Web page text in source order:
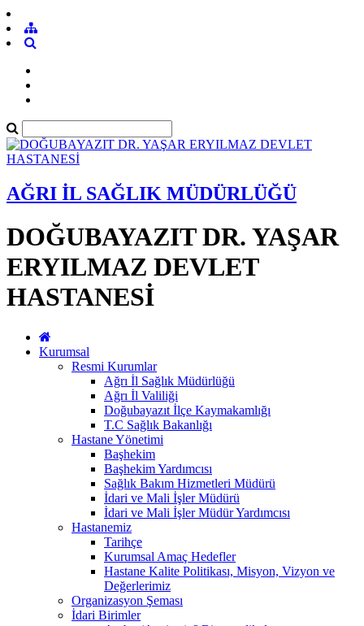
AĞRI İL SAĞLIK MÜDÜRLÜĞÜ
DOĞUBAYAZIT DR. YAŞAR
ERYILMAZ DEVLET
HASTANESİ
Kurumsal
Resmi Kurumlar
Ağrı İl Sağlık Müdürlüğü
Ağrı İl Valiliği
Doğubayazıt İlçe Kaymakamlığı
T.C Sağlık Bakanlığı
Hastane Yönetimi
Başhekim
Başhekim Yardımcısı
Sağlık Bakım Hizmetleri Müdürü
İdari ve Mali İşler Müdürü
İdari ve Mali İşler Müdür Yardımcısı
Hastanemiz
Tarihçe
Kurumsal Amaç Hedefler
Hastane Kalite Politikası, Misyon, Vizyon ve
Değerlerimiz
Organizasyon Şeması
İdari Birimler